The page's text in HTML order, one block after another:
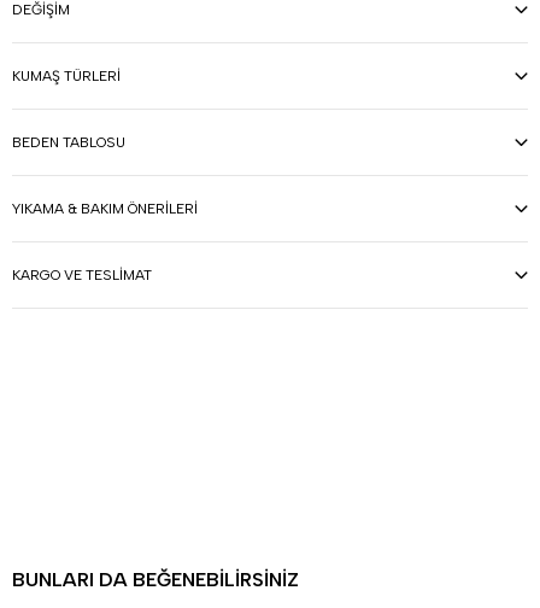
DEĞIŞIM
KUMAŞ TÜRLERI
BEDEN TABLOSU
YIKAMA & BAKIM ÖNERILERI
KARGO VE TESLIMAT
BUNLARI DA BEĞENEBILIRSINIZ